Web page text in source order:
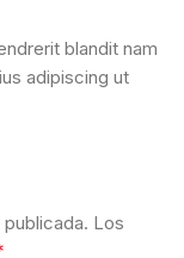
blandit nam
adipiscing ut
Los